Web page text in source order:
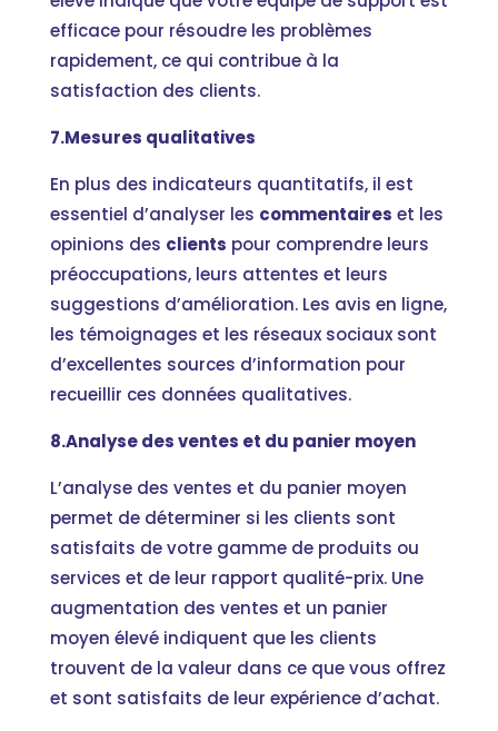
efficace pour résoudre les problèmes
rapidement, ce qui contribue à la
satisfaction des clients.
7.Mesures qualitatives
En plus des indicateurs quantitatifs, il est
essentiel d’analyser les commentaires et les
opinions des clients pour comprendre leurs
préoccupations, leurs attentes et leurs
suggestions d’amélioration. Les avis en ligne,
les témoignages et les réseaux sociaux sont
d’excellentes sources d’information pour
recueillir ces données qualitatives.
8.Analyse des ventes et du panier moyen
L’analyse des ventes et du panier moyen
permet de déterminer si les clients sont
satisfaits de votre gamme de produits ou
services et de leur rapport qualité-prix. Une
augmentation des ventes et un panier
moyen élevé indiquent que les clients
trouvent de la valeur dans ce que vous offrez
et sont satisfaits de leur expérience d’achat.